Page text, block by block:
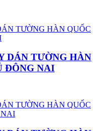
DÁN TƯỜNG HÀN
ĐÔNG NAI